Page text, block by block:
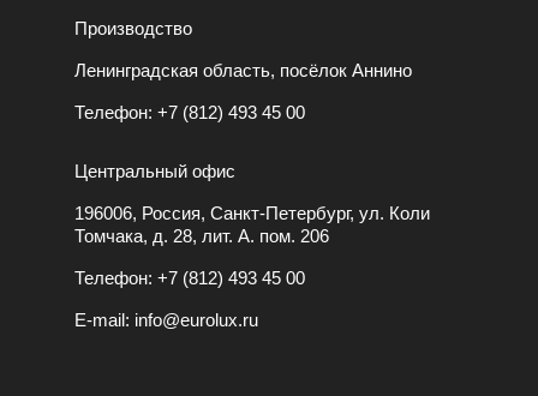
Производство
Ленинградская область, посёлок Аннино
Телефон: +7 (812) 493 45 00
Центральный офис
196006, Россия, Санкт-Петербург, ул. Коли
Томчака, д. 28, лит. А. пом. 206
Телефон: +7 (812) 493 45 00
E-mail: info@eurolux.ru